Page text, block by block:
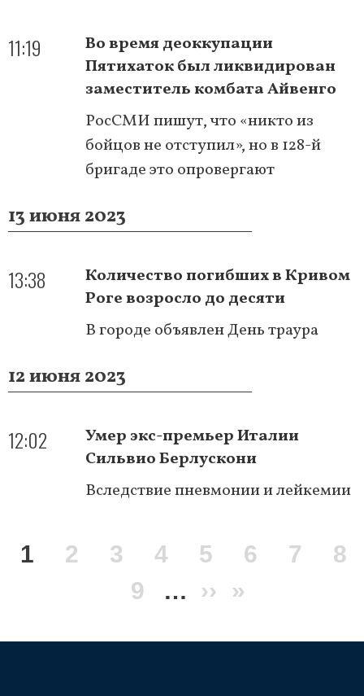
11:19
Во время деоккупации
Пятихаток был ликвидирован
заместитель комбата Айвенго
РосСМИ пишут, что «никто из
бойцов не отступил», но в 128-й
бригаде это опровергают
13 июня 2023
13:38
Количество погибших в Кривом
Роге возросло до десяти
В городе объявлен День траура
12 июня 2023
12:02
Умер экс-премьер Италии
Сильвио Берлускони
Вследствие пневмонии и лейкемии
страниц
Текущая
страница
1 Page
2 Page
3 Page
4 Page
5 Page
6 Page
7
8
Page
9 …
Следующая
›› »